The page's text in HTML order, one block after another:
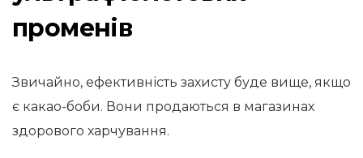
променів
Звичайно, ефективність захисту буде вище, якщо
є какао-боби. Вони продаються в магазинах
здорового харчування.